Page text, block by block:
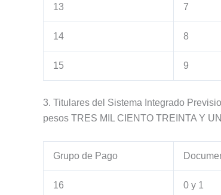
13 7
14 8
15 9
3. Titulares del Sistema Integrado
pesos TRES MIL CIENTO TREINTA Y
Grupo de Pago
16 0 y 1